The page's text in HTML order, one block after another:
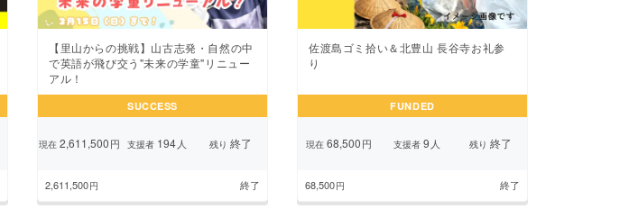
【里山からの挑戦】山古志発・自然の中
で英語が飛び交う"未来の学童"リニュー
アル！
SUCCESS
現在2,611,500円 支援者 194 人 残り 終了
2,611,500円 終了
佐渡島ゴミ拾い＆北豊山 長谷寺お礼参
り
FUNDED
現在 68,500円 支援者 9 人 残り 終了
68,500円 終了